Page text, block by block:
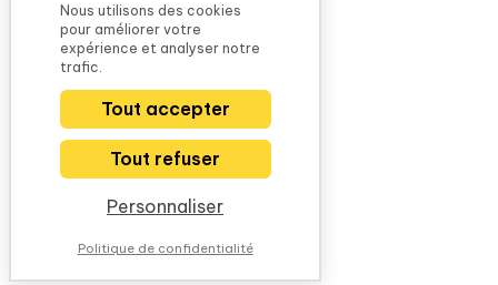
Nous utilisons des cookies
pour améliorer votre
expérience et analyser notre
trafic.
Tout accepter
Tout refuser
Personnaliser
Politique de confidentialité